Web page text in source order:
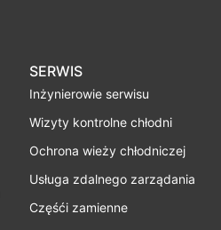
SERWIS
Inżynierowie serwisu
Wizyty kontrolne chłodni
Ochrona wieży chłodniczej
Usługa zdalnego zarządania
Częśći zamienne